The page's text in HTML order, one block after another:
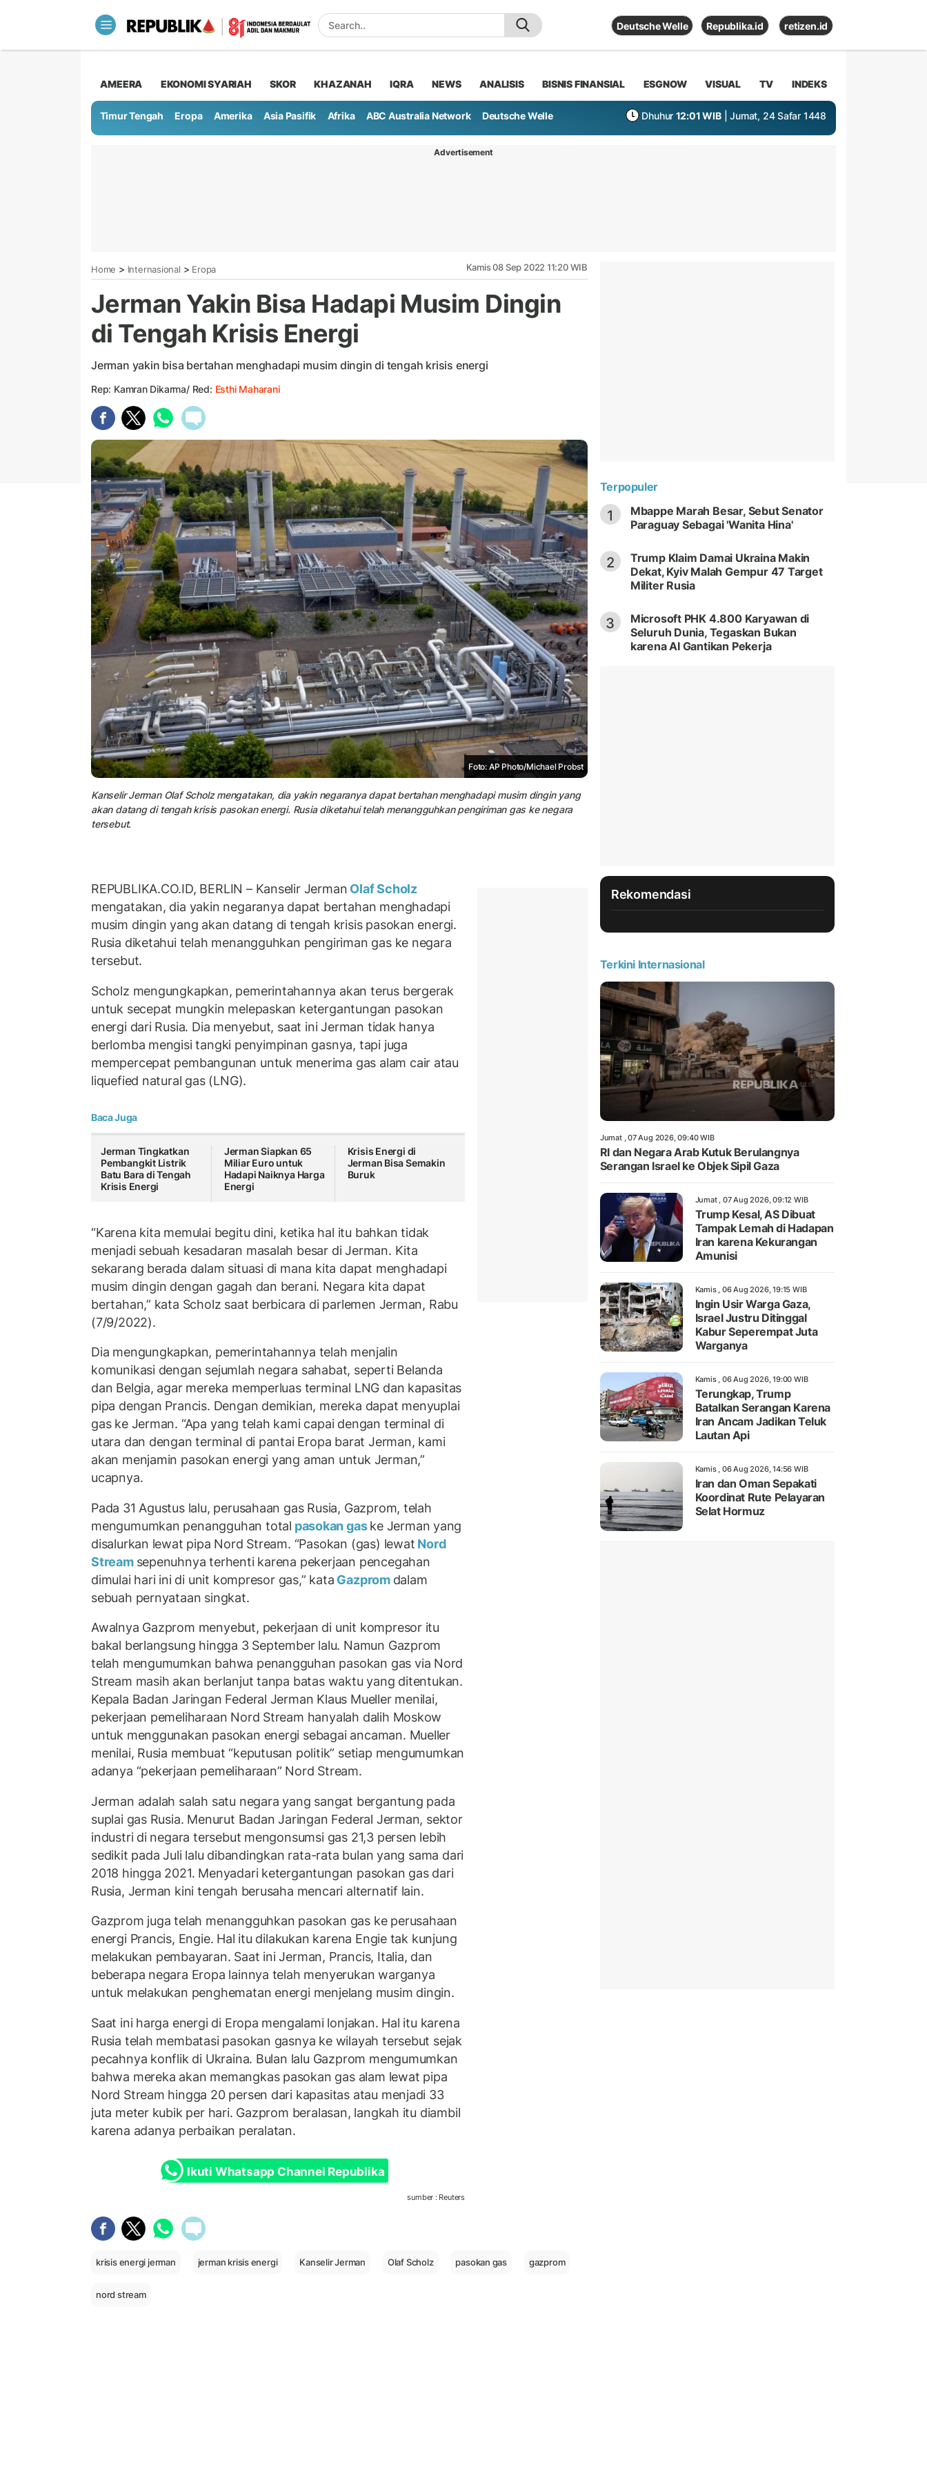
Deutsche Welle Republika.id retizen.id
AMEERA EKONOMI SYARIAH SKOR KHAZANAH IQRA NEWS ANALISIS BISNIS FINANSIAL ESGNOW VISUAL TV INDEKS
Timur Tengah Eropa Amerika Asia Pasifik Afrika ABC Australia Network Deutsche Welle Dhuhur 12:01 WIB | Jumat, 24 Safar 1448
Advertisement
Home > Internasional > Eropa Kamis 08 Sep 2022 11:20 WIB
Jerman Yakin Bisa Hadapi Musim Dingin
di Tengah Krisis Energi
Jerman yakin bisa bertahan menghadapi musim dingin di tengah krisis energi
Rep: Kamran Dikarma/ Red: Esthi Maharani
Foto: AP Photo/Michael Probst
Kanselir Jerman Olaf Scholz mengatakan, dia yakin negaranya dapat bertahan menghadapi musim dingin yang
akan datang di tengah krisis pasokan energi. Rusia diketahui telah menangguhkan pengiriman gas ke negara
tersebut.
REPUBLIKA.CO.ID, BERLIN – Kanselir Jerman Olaf Scholz
mengatakan, dia yakin negaranya dapat bertahan menghadapi
musim dingin yang akan datang di tengah krisis pasokan energi.
Rusia diketahui telah menangguhkan pengiriman gas ke negara
tersebut.
Scholz mengungkapkan, pemerintahannya akan terus bergerak
untuk secepat mungkin melepaskan ketergantungan pasokan
energi dari Rusia. Dia menyebut, saat ini Jerman tidak hanya
berlomba mengisi tangki penyimpinan gasnya, tapi juga
mempercepat pembangunan untuk menerima gas alam cair atau
liquefied natural gas (LNG).
Baca Juga
Jerman Tingkatkan
Pembangkit Listrik
Batu Bara di Tengah
Krisis Energi
Jerman Siapkan 65
Miliar Euro untuk
Hadapi Naiknya Harga
Energi
Krisis Energi di
Jerman Bisa Semakin
Buruk
“Karena kita memulai begitu dini, ketika hal itu bahkan tidak
menjadi sebuah kesadaran masalah besar di Jerman. Kita
sekarang berada dalam situasi di mana kita dapat menghadapi
musim dingin dengan gagah dan berani. Negara kita dapat
bertahan,” kata Scholz saat berbicara di parlemen Jerman, Rabu
(7/9/2022).
Dia mengungkapkan, pemerintahannya telah menjalin
komunikasi dengan sejumlah negara sahabat, seperti Belanda
dan Belgia, agar mereka memperluas terminal LNG dan kapasitas
pipa dengan Prancis. Dengan demikian, mereka dapat menyuplai
gas ke Jerman. “Apa yang telah kami capai dengan terminal di
utara dan dengan terminal di pantai Eropa barat Jerman, kami
akan menjamin pasokan energi yang aman untuk Jerman,”
ucapnya.
Pada 31 Agustus lalu, perusahaan gas Rusia, Gazprom, telah
mengumumkan penangguhan total pasokan gaske Jerman yang
disalurkan lewat pipa Nord Stream. “Pasokan (gas) lewat Nord
Stream sepenuhnya terhenti karena pekerjaan pencegahan
dimulai hari ini di unit kompresor gas,” kata Gazprom dalam
sebuah pernyataan singkat.
Awalnya Gazprom menyebut, pekerjaan di unit kompresor itu
bakal berlangsung hingga 3 September lalu. Namun Gazprom
telah mengumumkan bahwa penangguhan pasokan gas via Nord
Stream masih akan berlanjut tanpa batas waktu yang ditentukan.
Kepala Badan Jaringan Federal Jerman Klaus Mueller menilai,
pekerjaan pemeliharaan Nord Stream hanyalah dalih Moskow
untuk menggunakan pasokan energi sebagai ancaman. Mueller
menilai, Rusia membuat “keputusan politik” setiap mengumumkan
adanya “pekerjaan pemeliharaan” Nord Stream.
Jerman adalah salah satu negara yang sangat bergantung pada
suplai gas Rusia. Menurut Badan Jaringan Federal Jerman, sektor
industri di negara tersebut mengonsumsi gas 21,3 persen lebih
sedikit pada Juli lalu dibandingkan rata-rata bulan yang sama dari
2018 hingga 2021. Menyadari ketergantungan pasokan gas dari
Rusia, Jerman kini tengah berusaha mencari alternatif lain.
Gazprom juga telah menangguhkan pasokan gas ke perusahaan
energi Prancis, Engie. Hal itu dilakukan karena Engie tak kunjung
melakukan pembayaran. Saat ini Jerman, Prancis, Italia, dan
beberapa negara Eropa lainnya telah menyerukan warganya
untuk melakukan penghematan energi menjelang musim dingin.
Saat ini harga energi di Eropa mengalami lonjakan. Hal itu karena
Rusia telah membatasi pasokan gasnya ke wilayah tersebut sejak
pecahnya konflik di Ukraina. Bulan lalu Gazprom mengumumkan
bahwa mereka akan memangkas pasokan gas alam lewat pipa
Nord Stream hingga 20 persen dari kapasitas atau menjadi 33
juta meter kubik per hari. Gazprom beralasan, langkah itu diambil
karena adanya perbaikan peralatan.
Ikuti Whatsapp Channel Republika
sumber : Reuters
krisis energi jerman jerman krisis energi Kanselir Jerman Olaf Scholz pasokan gas gazprom
nord stream
Terpopuler
1
Mbappe Marah Besar, Sebut Senator
Paraguay Sebagai 'Wanita Hina'
2
Trump Klaim Damai Ukraina Makin
Dekat, Kyiv Malah Gempur 47 Target
Militer Rusia
3
Microsoft PHK 4.800 Karyawan di
Seluruh Dunia, Tegaskan Bukan
karena AI Gantikan Pekerja
Rekomendasi
Terkini Internasional
Jumat , 07 Aug 2026, 09:40 WIB
RI dan Negara Arab Kutuk Berulangnya
Serangan Israel ke Objek Sipil Gaza
Jumat , 07 Aug 2026, 09:12 WIB
Trump Kesal, AS Dibuat
Tampak Lemah di Hadapan
Iran karena Kekurangan
Amunisi
Kamis , 06 Aug 2026, 19:15 WIB
Ingin Usir Warga Gaza,
Israel Justru Ditinggal
Kabur Seperempat Juta
Warganya
Kamis , 06 Aug 2026, 19:00 WIB
Terungkap, Trump
Batalkan Serangan Karena
Iran Ancam Jadikan Teluk
Lautan Api
Kamis , 06 Aug 2026, 14:56 WIB
Iran dan Oman Sepakati
Koordinat Rute Pelayaran
Selat Hormuz